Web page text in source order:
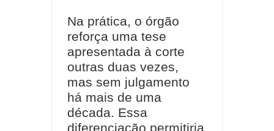
Na prática, o órgão
reforça uma tese
apresentada à corte
outras duas vezes,
mas sem julgamento
há mais de uma
década. Essa
diferenciação permitiria